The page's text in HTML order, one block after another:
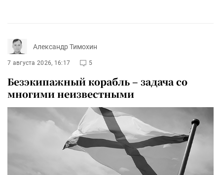
Александр Тимохин
7 августа 2026, 16:17 5
Безэкипажный корабль – задача со
многими неизвестными